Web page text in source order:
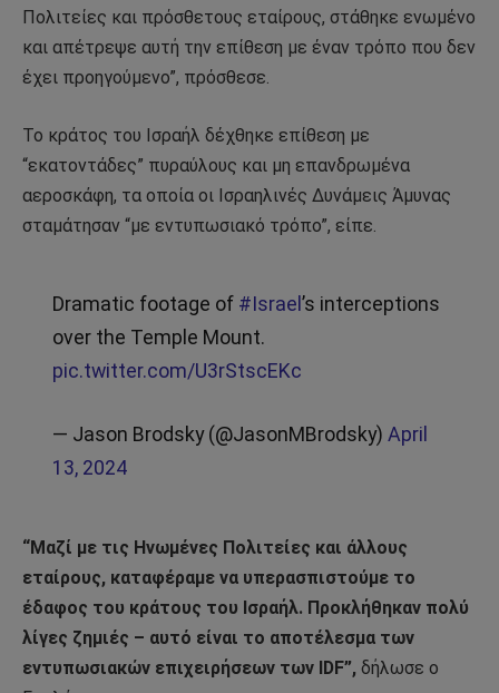
Πολιτείες και πρόσθετους εταίρους, στάθηκε ενωμένο
και απέτρεψε αυτή την επίθεση με έναν τρόπο που δεν
έχει προηγούμενο”, πρόσθεσε.
Το κράτος του Ισραήλ δέχθηκε επίθεση με
“εκατοντάδες” πυραύλους και μη επανδρωμένα
αεροσκάφη, τα οποία οι Ισραηλινές Δυνάμεις Άμυνας
σταμάτησαν “με εντυπωσιακό τρόπο”, είπε.
Dramatic footage of #Israel’s interceptions
over the Temple Mount.
pic.twitter.com/U3rStscEKc
— Jason Brodsky (@JasonMBrodsky) April
13, 2024
“Μαζί με τις Ηνωμένες Πολιτείες και άλλους
εταίρους, καταφέραμε να υπερασπιστούμε το
έδαφος του κράτους του Ισραήλ. Προκλήθηκαν πολύ
λίγες ζημιές – αυτό είναι το αποτέλεσμα των
εντυπωσιακών επιχειρήσεων των IDF”, δήλωσε ο